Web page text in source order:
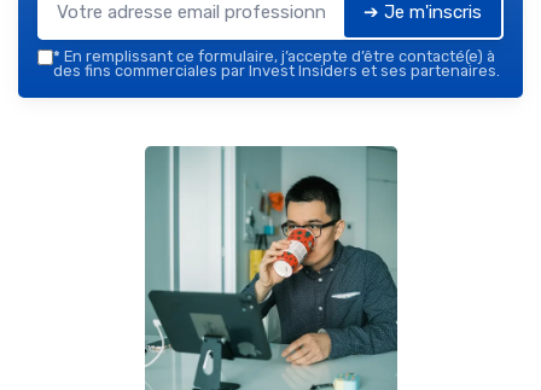
➔ Je m'inscris
* En remplissant ce formulaire, j’accepte d’être contacté(e) à
des fins commerciales par Invest Insiders et ses partenaires.